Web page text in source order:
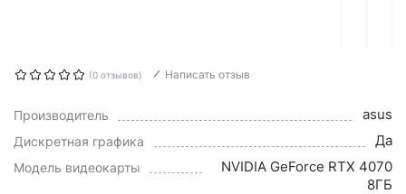
(0 отзывов) Написать отзыв
Производитель asus
Дискретная графика Да
Модель видеокарты
NVIDIA GeForce RTX 4070
8ГБ